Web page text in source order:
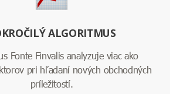
ALGORITMUS
Fonte Finvalis analyzuje viac ako
pri hľadaní nových obchodných
príležitostí.